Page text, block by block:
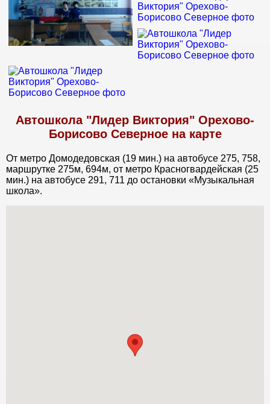
Автошкола "Лидер Виктория" Орехово-
Борисово Северное на карте
От метро Домодедовская (19 мин.) на автобусе 275, 758,
маршрутке 275м, 694м, от метро Красногвардейская (25
мин.) на автобусе 291, 711 до остановки «Музыкальная
школа».